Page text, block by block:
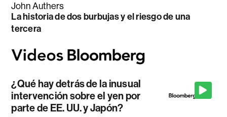
John Authers
La historia de dos burbujas y el riesgo de una
tercera
¿Qué hay detrás de la inusual
intervención sobre el yen por
parte de EE. UU. y Japón?